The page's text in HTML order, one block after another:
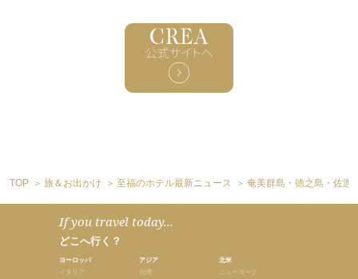
TOP 旅＆お出かけ 至福のホテル最新ニュース 奄美群島・徳之島・佐渡
If you travel today...
どこへ行く？
ヨーロッパ
イタリア
アジア
台湾
北米
ニューヨーク